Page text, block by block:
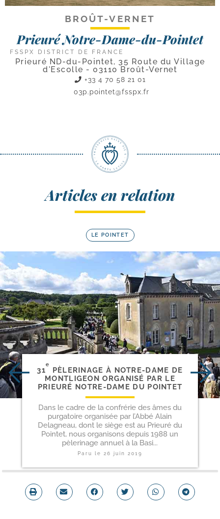
BROÛT-VERNET
Prieuré Notre-Dame-du-Pointet
FSSPX DISTRICT DE FRANCE
Prieuré ND-du-Pointet, 35 Route du Village
d'Escolle - 03110 Broût-Vernet
+33 4 70 58 21 01
03p.pointet@fsspx.fr
Articles en relation
LE POINTET
31
e
PÈLERINAGE À NOTRE-​DAME DE
MONTLIGEON ORGANISÉ PAR LE
PRIEURÉ NOTRE-​DAME DU POINTET
Dans le cadre de la confrérie des âmes du
purgatoire organisée par l’Abbé Alain
Delagneau, dont le siège est au Prieuré du
Pointet, nous organisons depuis 1988 un
pèlerinage annuel à la Basi...
Paru le 26 juin 2019